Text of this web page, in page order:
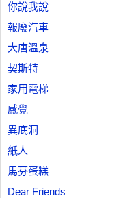
你說我說
報廢汽車
大唐溫泉
契斯特
家用電梯
感覺
異底洞
紙人
馬芬蛋糕
Dear Friends